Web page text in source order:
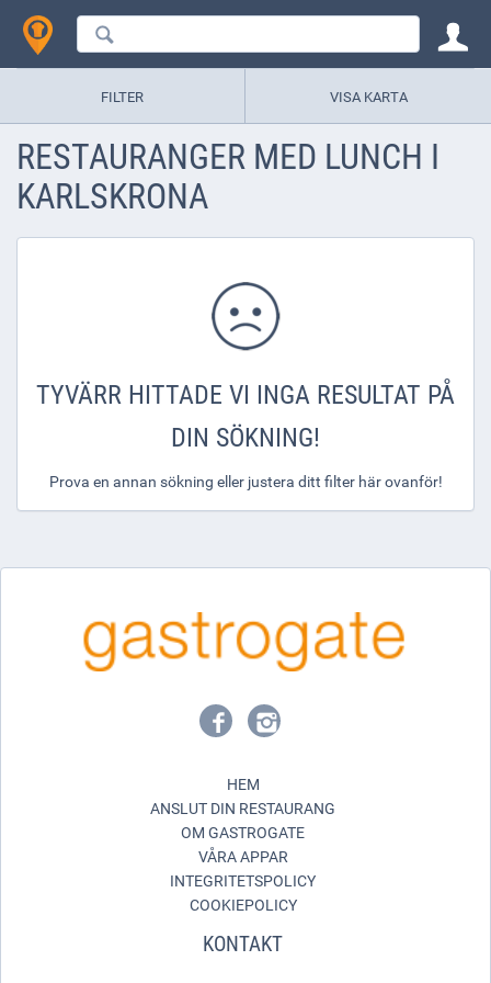
FILTER VISA KARTA
RESTAURANGER MED LUNCH I
KARLSKRONA
TYVÄRR HITTADE VI INGA RESULTAT PÅ
DIN SÖKNING!
Prova en annan sökning eller justera ditt filter här ovanför!
HEM
ANSLUT DIN RESTAURANG
OM GASTROGATE
VÅRA APPAR
INTEGRITETSPOLICY
COOKIEPOLICY
KONTAKT